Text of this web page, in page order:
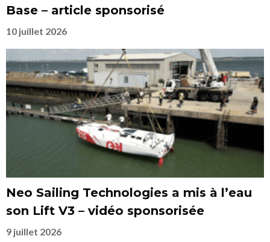
Base – article sponsorisé
10 juillet 2026
Neo Sailing Technologies a mis à l’eau
son Lift V3 – vidéo sponsorisée
9 juillet 2026